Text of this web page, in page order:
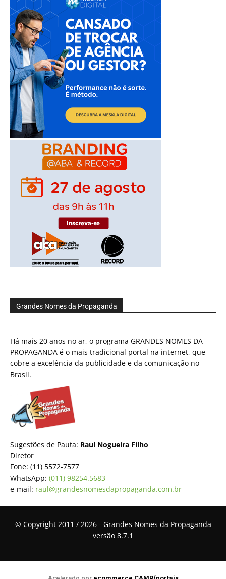
Grandes Nomes da Propaganda
Há mais 20 anos no ar, o programa GRANDES NOMES DA
PROPAGANDA é o mais tradicional portal na internet, que
cobre a excelência da publicidade e da comunicação no
Brasil.
Sugestões de Pauta: Raul Nogueira Filho
Diretor
Fone: (11) 5572-7577
WhatsApp: (011) 98254.5683
e-mail: raul@grandesnomesdapropaganda.com.br
© Copyright 2011 / 2026 - Grandes Nomes da Propaganda
versão 8.7.1